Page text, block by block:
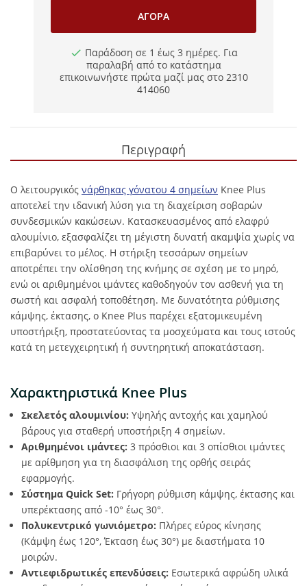
ΑΓΟΡΆ
Παράδοση σε 1 έως 3 ημέρες. Για
παραλαβή από το κατάστημα
επικοινωνήστε πρώτα μαζί μας στο 2310
414060
Περιγραφή
Ο λειτουργικός νάρθηκας γόνατου 4 σημείων Knee Plus
αποτελεί την ιδανική λύση για τη διαχείριση σοβαρών
συνδεσμικών κακώσεων. Κατασκευασμένος από ελαφρύ
αλουμίνιο, εξασφαλίζει τη μέγιστη δυνατή ακαμψία χωρίς να
επιβαρύνει το μέλος. Η στήριξη τεσσάρων σημείων
αποτρέπει την ολίσθηση της κνήμης σε σχέση με το μηρό,
ενώ οι αριθμημένοι ιμάντες καθοδηγούν τον ασθενή για τη
σωστή και ασφαλή τοποθέτηση. Με δυνατότητα ρύθμισης
κάμψης, έκτασης, ο Knee Plus παρέχει εξατομικευμένη
υποστήριξη, προστατεύοντας τα μοσχεύματα και τους ιστούς
κατά τη μετεγχειρητική ή συντηρητική αποκατάσταση.
Χαρακτηριστικά Knee Plus
Σκελετός αλουμινίου: Υψηλής αντοχής και χαμηλού
βάρους για σταθερή υποστήριξη 4 σημείων.
Αριθμημένοι ιμάντες: 3 πρόσθιοι και 3 οπίσθιοι ιμάντες
με αρίθμηση για τη διασφάλιση της ορθής σειράς
εφαρμογής.
Σύστημα Quick Set: Γρήγορη ρύθμιση κάμψης, έκτασης και
υπερέκτασης από -10° έως 30°.
Πολυκεντρικό γωνιόμετρο: Πλήρες εύρος κίνησης
(Κάμψη έως 120°, Έκταση έως 30°) με διαστήματα 10
μοιρών.
Αντιεφιδρωτικές επενδύσεις: Εσωτερικά αφρώδη υλικά